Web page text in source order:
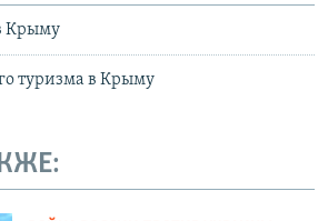
Крыму
туризма в Крыму